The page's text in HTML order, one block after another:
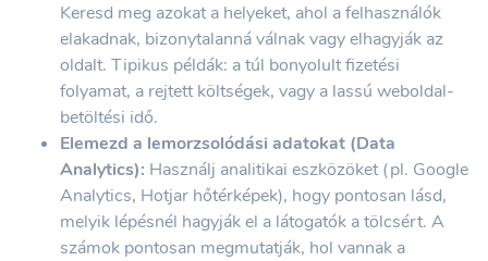
Keresd meg azokat a helyeket, ahol a felhasználók
elakadnak, bizonytalanná válnak vagy elhagyják az
oldalt. Tipikus példák: a túl bonyolult fizetési
folyamat, a rejtett költségek, vagy a lassú weboldal-
betöltési idő.
Elemezd a lemorzsolódási adatokat (Data
Analytics): Használj analitikai eszközöket (pl. Google
Analytics, Hotjar hőtérképek), hogy pontosan lásd,
melyik lépésnél hagyják el a látogatók a tölcsért. A
számok pontosan megmutatják, hol vannak a